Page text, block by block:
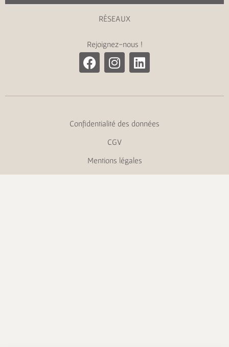
RÉSEAUX
Rejoignez-nous !
Confidentialité des données
CGV
Mentions légales